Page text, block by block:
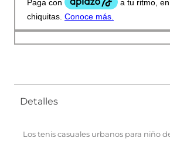
Detalles
Los tenis casuales urbanos para niño